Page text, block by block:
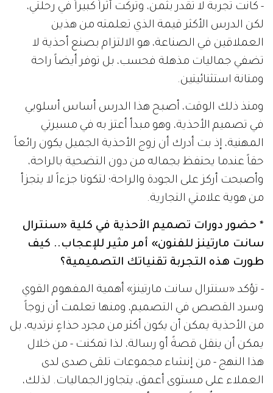
- كانت تجربة لا تقدر بثمن، وتركت أثراً كبيراً في رحلتي،
لكن الدرس الأكثر قيمة الذي تعلمته من هذين
العملاقين في الصناعة، هو الالتزام بصنع أحذية لا
تضفي جماليات مذهلة فحسب، بل توفر أيضاً راحة
ومتانة استثنائيتين.
ومنذ ذلك الوقت، أصبح هذا الدرس أساس أسلوبي
في تصميم الأحذية، وهو مبدأ أعتز به في مسيرتي
المهنية، إذ بت أدرك أن زوج الأحذية الجميل يكون رائعاً
حقاً عندما يحتفظ بجماله من دون التضحية بالراحة،
وأصبحت أركز على الجودة والراحة؛ لتكونا جزءاً لا يتجزأ
من هوية علامتي التجارية.
* حضور دورات تصميم الأحذية في كلية «سنترال
سانت مارتينز للفنون» أمر مثير للإعجاب.. كيف
طورت هذه التجربة تقنياتك التصميمية؟
- تؤكد «سنترال سانت مارتينز» أهمية المفهوم القوي
وسرد القصص في التصميم، ومنها تعلمت أن زوجاً
من الأحذية يمكن أن يكون أكثر من مجرد حذاءٍ نرتديه، بل
يمكن أن ينقل قصةً أو رسالة، لذا تمكنت - من خلال
هذا النهج - من إنشاء مجموعات تلقى صدى لدى
العملاء على مستوى أعمق، يتجاوز الجماليات. لذلك،